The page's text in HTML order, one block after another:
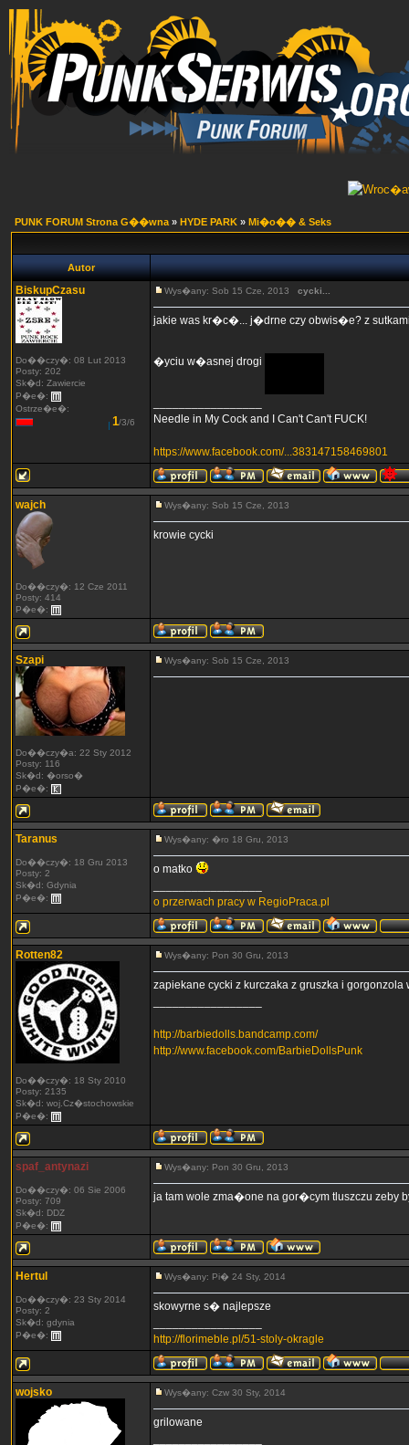
PUNK FORUM Strona G��wna » HYDE PARK » Mi�o�� & Seks
Autor
BiskupCzasu
Do��czy�: 08 Lut 2013
Posty: 202
Sk�d: Zawiercie
P�e�:
Ostrze�e�:
1/3/6
Wys�any: Sob 15 Cze, 2013 cycki...
jakie was kr�c�... j�drne czy obwis�e? z
�yciu w�asnej drogi
Needle in My Cock and I Can't Can't FUCK!
https://www.facebook.com/...383147158469801
wajch
Do��czy�: 12 Cze 2011
Posty: 414
P�e�:
Wys�any: Sob 15 Cze, 2013
krowie cycki
Szapi
Do��czy�a: 22 Sty 2012
Posty: 116
Sk�d: �orso�
P�e�:
Wys�any: Sob 15 Cze, 2013
Taranus
Do��czy�: 18 Gru 2013
Posty: 2
Sk�d: Gdynia
P�e�:
Wys�any: �ro 18 Gru, 2013
o matko
o przerwach pracy w RegioPraca.pl
Rotten82
Do��czy�: 18 Sty 2010
Posty: 2135
Sk�d: woj.Cz�stochowskie
P�e�:
Wys�any: Pon 30 Gru, 2013
zapiekane cycki z kurczaka z gruszka i gorgonzola
http://barbiedolls.bandcamp.com/
http://www.facebook.com/BarbieDollsPunk
spaf_antynazi
Do��czy�: 06 Sie 2006
Posty: 709
Sk�d: DDZ
P�e�:
Wys�any: Pon 30 Gru, 2013
ja tam wole zma�one na gor�cym tluszczu zeby
Hertul
Do��czy�: 23 Sty 2014
Posty: 2
Sk�d: gdynia
P�e�:
Wys�any: Pi� 24 Sty, 2014
skowyrne s� najlepsze
http://florimeble.pl/51-stoly-okragle
wojsko Wys�any: Czw 30 Sty, 2014
grilowane